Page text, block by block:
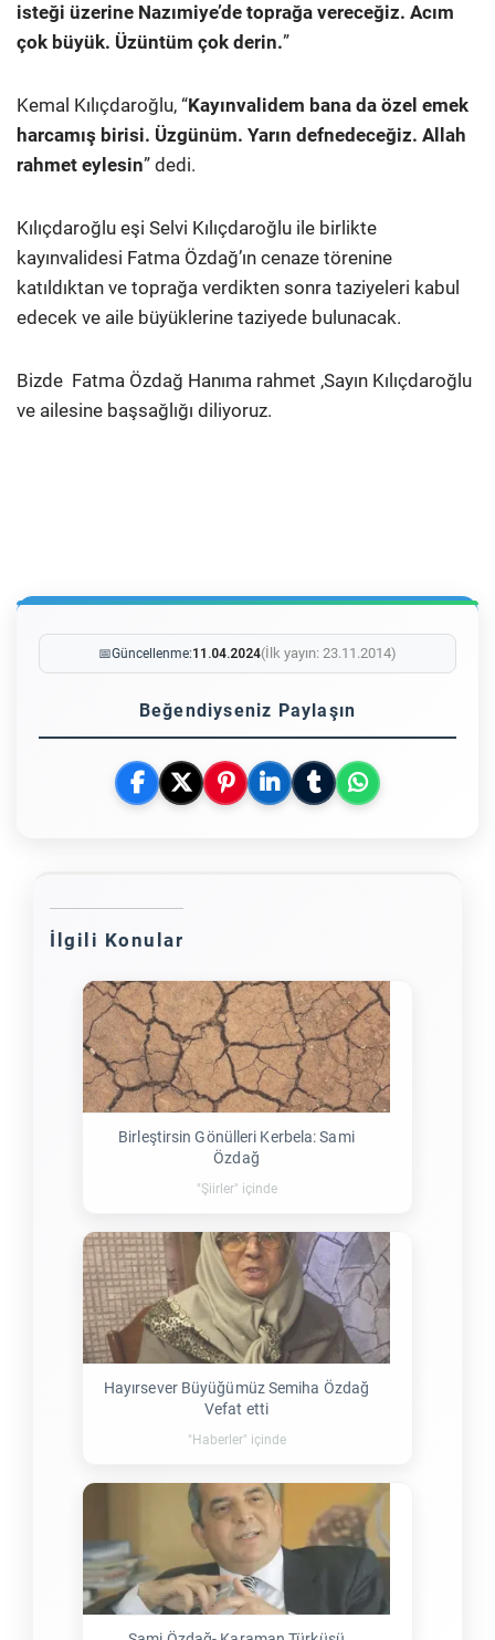
isteği üzerine Nazımiye’de toprağa vereceğiz. Acım
çok büyük. Üzüntüm çok derin.”
Kemal Kılıçdaroğlu, “Kayınvalidem bana da özel emek
harcamış birisi. Üzgünüm. Yarın defnedeceğiz. Allah
rahmet eylesin” dedi.
Kılıçdaroğlu eşi Selvi Kılıçdaroğlu ile birlikte
kayınvalidesi Fatma Özdağ’ın cenaze törenine
katıldıktan ve toprağa verdikten sonra taziyeleri kabul
edecek ve aile büyüklerine taziyede bulunacak.
Bizde Fatma Özdağ Hanıma rahmet ,Sayın Kılıçdaroğlu
ve ailesine başsağlığı diliyoruz.
📅Güncellenme:11.04.2024(İlk yayın: 23.11.2014)
Beğendiyseniz Paylaşın
İlgili Konular
Birleştirsin Gönülleri Kerbela: Sami
Özdağ
"Şiirler" içinde
Hayırsever Büyüğümüz Semiha Özdağ
Vefat etti
"Haberler" içinde